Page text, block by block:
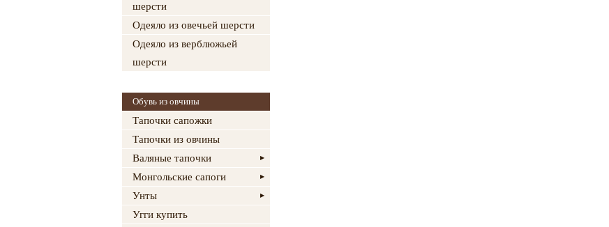
шерсти
Одеяло из овечьей шерсти
Одеяло из верблюжьей
шерсти
Обувь из овчины
Тапочки сапожки
Тапочки из овчины
Валяные тапочки
Монгольские сапоги
Унты
Угги купить